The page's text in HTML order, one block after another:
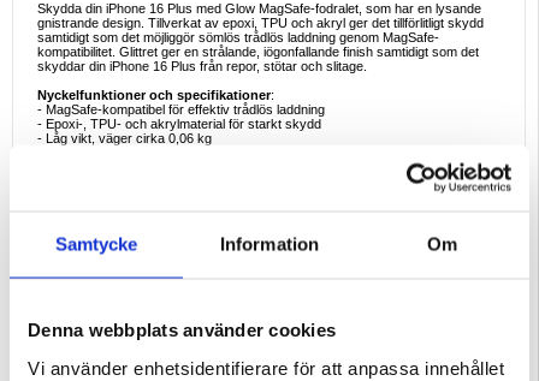
Samtycke Information Om
Denna webbplats använder cookies
Vi använder enhetsidentifierare för att anpassa innehållet
Skydda din iPhone 16 Plus med Glow MagSafe-fodralet, som har en lysande
gnistrande design. Tillverkat av epoxi, TPU och akryl ger det tillförlitligt skydd
samtidigt som det möjliggör sömlös trådlös laddning genom MagSafe-
kompatibilitet. Glittret ger en strålande, iögonfallande finish samtidigt som det
skyddar din iPhone 16 Plus från repor, stötar och slitage.
Nyckelfunktioner och specifikationer:
- MagSafe-kompatibel för effektiv trådlös laddning
- Epoxi-, TPU- och akrylmaterial för starkt skydd
- Låg vikt, väger cirka 0,06 kg
- Upprätthåller trådlös laddning utan att ta bort fodralet
- Erbjuder förbättrat skydd med en livfull design
Intressanta fakta:
och styrka.